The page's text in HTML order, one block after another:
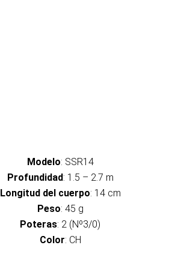
Modelo: SSR14
Profundidad: 1.5 – 2.7 m
Longitud del cuerpo: 14 cm
Peso: 45 g
Poteras: 2 (Nº3/0)
Color: CH